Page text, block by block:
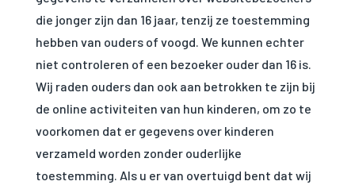
die jonger zijn dan 16 jaar, tenzij ze toestemming
hebben van ouders of voogd. We kunnen echter
niet controleren of een bezoeker ouder dan 16 is.
Wij raden ouders dan ook aan betrokken te zijn bij
de online activiteiten van hun kinderen, om zo te
voorkomen dat er gegevens over kinderen
verzameld worden zonder ouderlijke
toestemming. Als u er van overtuigd bent dat wij